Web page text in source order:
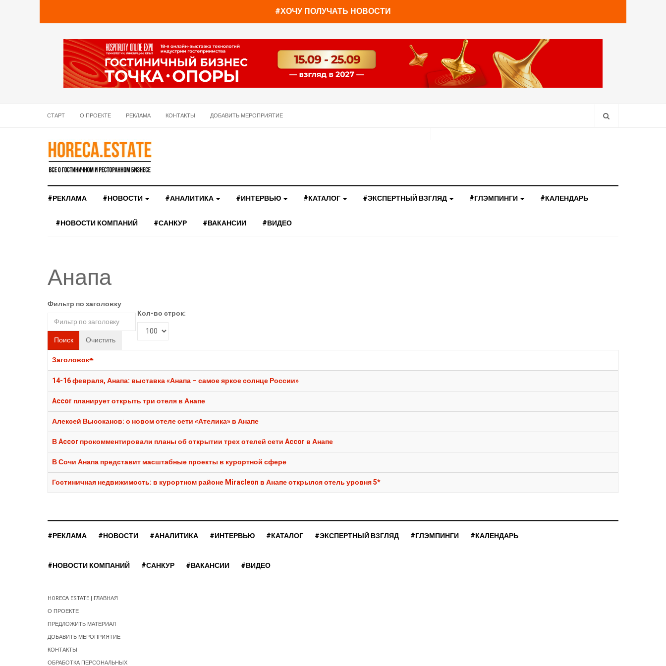
#ХОЧУ ПОЛУЧАТЬ НОВОСТИ
СТАРТ О ПРОЕКТЕ РЕКЛАМА КОНТАКТЫ ДОБАВИТЬ МЕРОПРИЯТИЕ
#РЕКЛАМА #НОВОСТИ #АНАЛИТИКА #ИНТЕРВЬЮ #КАТАЛОГ #ЭКСПЕРТНЫЙ ВЗГЛЯД #ГЛЭМПИНГИ #КАЛЕНДАРЬ
#НОВОСТИ КОМПАНИЙ #САНКУР #ВАКАНСИИ #ВИДЕО
Анапа
Фильтр по заголовку
Поиск Очистить
Кол-во строк:
Заголовок
14-16 февраля, Анапа: выставка «Анапа – самое яркое солнце России»
Accor планирует открыть три отеля в Анапе
Алексей Высоканов: о новом отеле сети «Ателика» в Анапе
В Accor прокомментировали планы об открытии трех отелей сети Accor в Анапе
В Сочи Анапа представит масштабные проекты в курортной сфере
Гостиничная недвижимость: в курортном районе Miracleon в Анапе открылся отель уровня 5*
#РЕКЛАМА #НОВОСТИ #АНАЛИТИКА #ИНТЕРВЬЮ #КАТАЛОГ #ЭКСПЕРТНЫЙ ВЗГЛЯД #ГЛЭМПИНГИ #КАЛЕНДАРЬ
#НОВОСТИ КОМПАНИЙ #САНКУР #ВАКАНСИИ #ВИДЕО
HORECA ESTATE | ГЛАВНАЯ
О ПРОЕКТЕ
ПРЕДЛОЖИТЬ МАТЕРИАЛ
ДОБАВИТЬ МЕРОПРИЯТИЕ
КОНТАКТЫ
ОБРАБОТКА ПЕРСОНАЛЬНЫХ